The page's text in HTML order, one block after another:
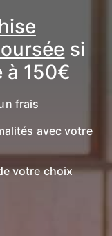
si
à 150€
frais
avec votre
votre choix